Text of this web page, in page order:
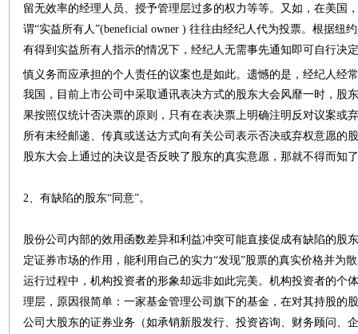
留无效率的经理人员、授予管理层过多的权力等等。又如，在美国
谓“实益所有人”(beneficial owner ) 往往由经纪人代为投票。根据纽
有得到实益所有人指示的情况下，经纪人无需事先通知即可自行决
慎义务而应承担的个人责任的议案也是如此。遗憾的是，经纪人经
我国，目前上市公司中采取通讯表决方式的股东大会风靡一时，股
果按照仅统计否决票的原则，只有在表决票上明确注明反对议案
所有未经邮递、传真或送达方式向有关公司表示否决或弃权意愿的
股东大会上通过的决议是否反映了股东的真实意愿，那就不得而知
2、有缺陷的股东“同意”。
股份公司内部的效用函数差异和利益冲突可能直接促成有缺陷的股
定证券市场的作用，能利用自己的实力“发现”股票的真实价格并为
运行过程中，机构投资者的形象却远非如此完美。机构投资者的个
理层，原因很简单：一家基金管理公司旗下的基金，在对其持股的
公司大股东的证券业务（如承销新股发行、投资咨询、财务顾问、